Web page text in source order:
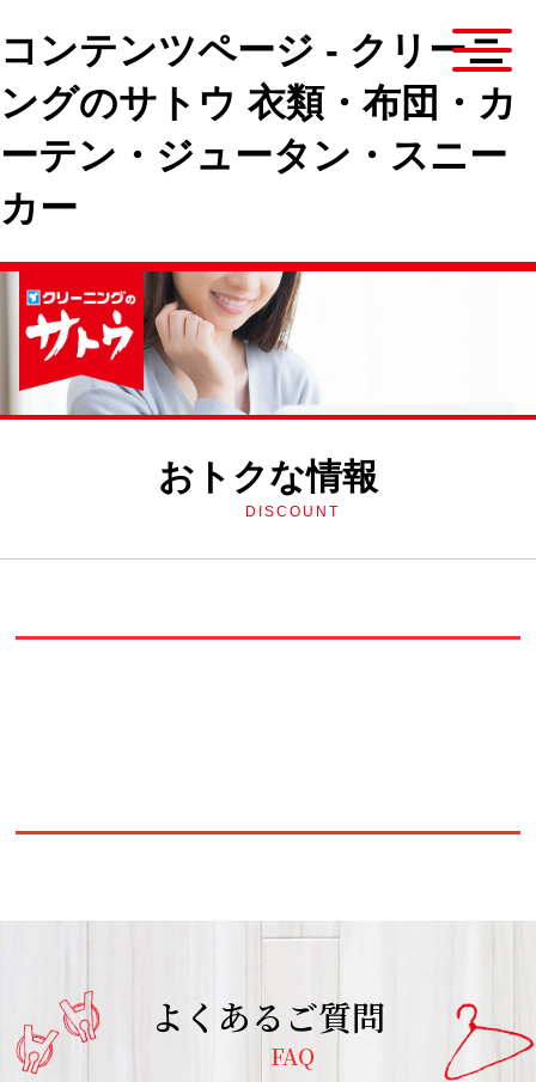
コンテンツページ - クリーニ
ングのサトウ 衣類・布団・カ
ーテン・ジュータン・スニー
カー
おトクな情報
DISCOUNT
よくあるご質問
FAQ